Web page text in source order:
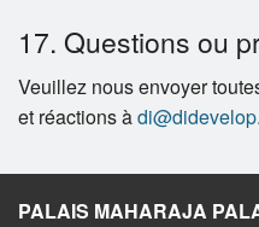
17. Questions ou
Veuillez nous envoyer
et réactions à
PALAIS MAHARAJA